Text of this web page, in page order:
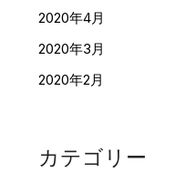
2020年4月
2020年3月
2020年2月
カテゴリー